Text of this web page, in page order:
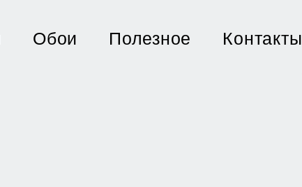
Обои Полезное Контакты